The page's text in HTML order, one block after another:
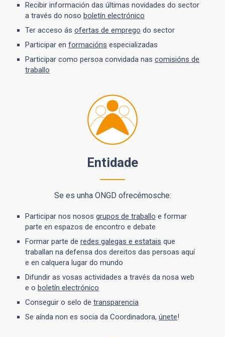
Recibir información das últimas novidades do sector
a través do noso boletín electrónico
Ter acceso ás ofertas de emprego do sector
Participar en formacións especializadas
Participar como persoa convidada nas comisións de
traballo
Entidade
Se es unha ONGD ofrecémosche:
Participar nos nosos grupos de traballo e formar
parte en espazos de encontro e debate
Formar parte de redes galegas e estatais que
traballan na defensa dos dereitos das persoas aquí
e en calquera lugar do mundo
Difundir as vosas actividades a través da nosa web
e o boletín electrónico
Conseguir o selo de transparencia
Se aínda non es socia da Coordinadora, únete!